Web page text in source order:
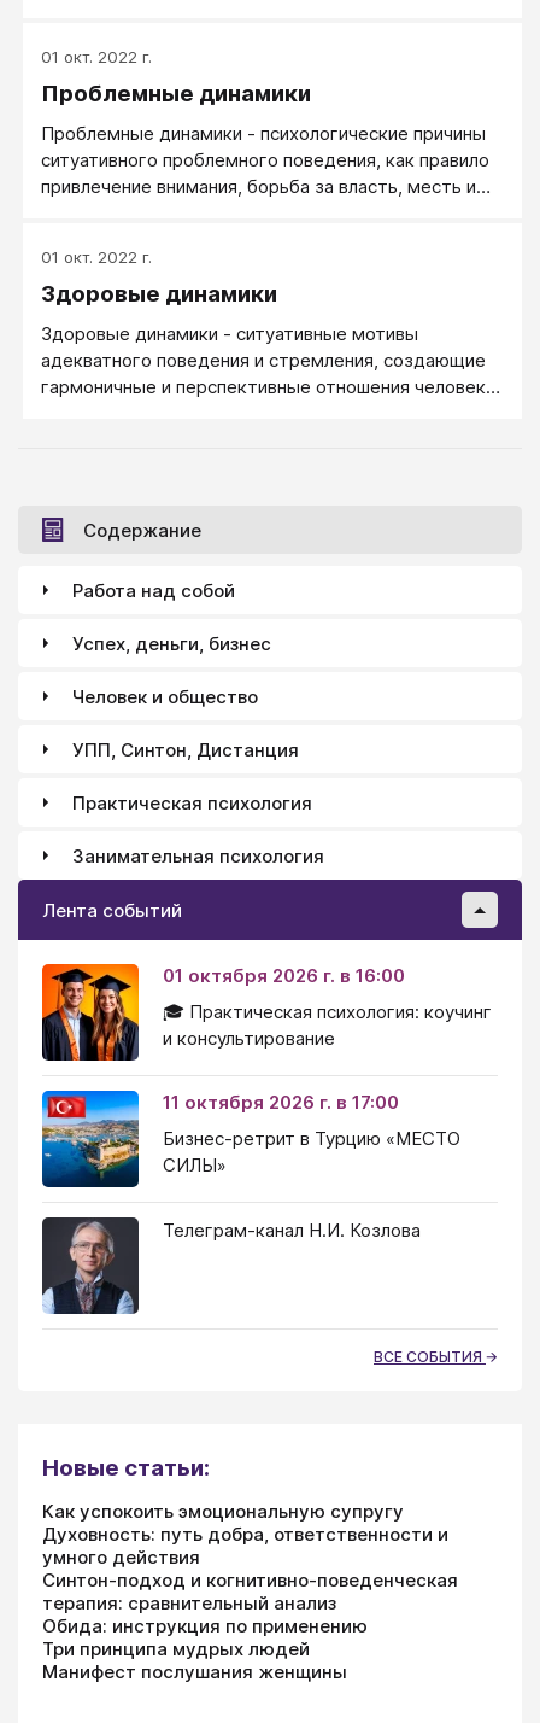
распада группы.
01 окт. 2022 г.
Проблемные динамики
Проблемные динамики - психологические причины
ситуативного проблемного поведения, как правило
привлечение внимания, борьба за власть, месть и
динамики: внимание к окружающим, готовность к
сотрудничеству, любовь и стремление к развитию.
01 окт. 2022 г.
Здоровые динамики
Здоровые динамики - ситуативные мотивы
адекватного поведения и стремления, создающие
гармоничные и перспективные отношения человека
динамиками - типовыми причинами проблемного и
конфликтного поведения.
Содержание
Работа над собой
Успех, деньги, бизнес
Человек и общество
УПП, Синтон, Дистанция
Практическая психология
Занимательная психология
Лента событий
01 октября 2026 г. в 16:00
🎓 Практическая психология: коучинг
и консультирование
11 октября 2026 г. в 17:00
Бизнес-ретрит в Турцию «МЕСТО
СИЛЫ»
Телеграм-канал Н.И. Козлова
ВСЕ СОБЫТИЯ
Новые статьи:
Как успокоить эмоциональную супругу
Духовность: путь добра, ответственности и
умного действия
Синтон-подход и когнитивно-поведенческая
терапия: сравнительный анализ
Обида: инструкция по применению
Три принципа мудрых людей
Манифест послушания женщины